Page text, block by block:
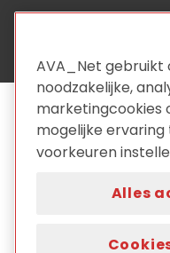
AVA_Net gebruikt
noodzakelijke,
marketingcookies
mogelijke ervaring
voorkeuren
Alles